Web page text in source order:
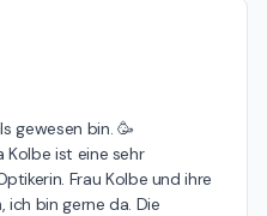
gewesen bin. 🥳
Kolbe ist eine sehr
Frau Kolbe und ihre
bin gerne da. Die